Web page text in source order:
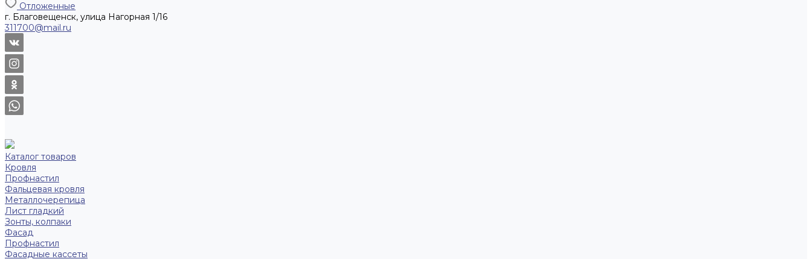
Отложенные
г. Благовещенск, улица Нагорная 1/16
311700@mail.ru
Каталог товаров
Кровля
Профнастил
Фальцевая кровля
Металлочерепица
Лист гладкий
Зонты, колпаки
Фасад
Профнастил
Фасадные кассеты